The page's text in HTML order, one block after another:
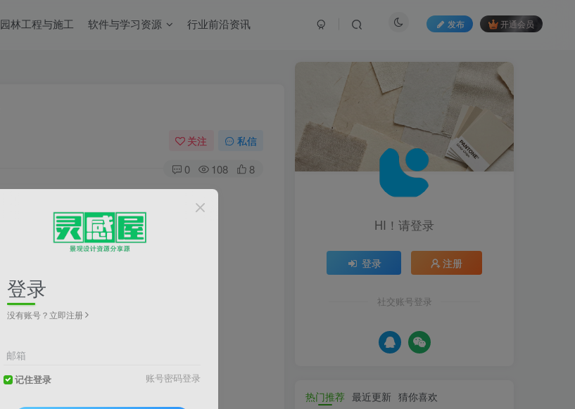
园林工程与施工 软件与学习资源 行业前沿资讯 发布 开通会员
关注 私信
0 108 8
HI！请登录
登录 注册
社交账号登录
热门推荐 最近更新 猜你喜欢
登录
没有账号？立即注册
邮箱
记住登录 账号密码登录